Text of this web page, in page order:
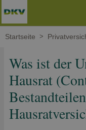
Startseite
Was ist der
Hausrat